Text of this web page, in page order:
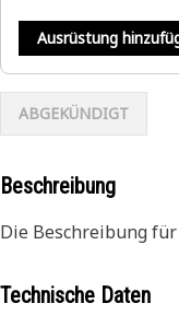
Ausrüstung
ABGEKÜNDIGT
Beschreibung
Die Beschreibung
Technische Daten